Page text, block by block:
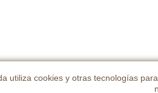
utiliza cookies y otras tecnologías